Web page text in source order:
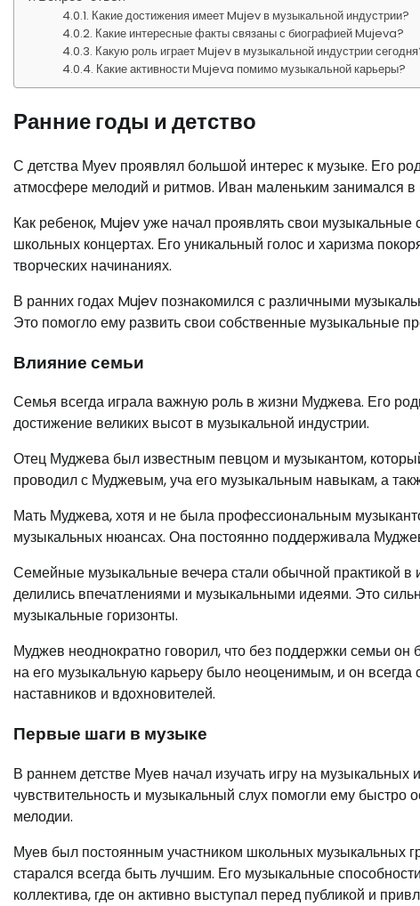
Какие достижения имеет Mujev в музыкальной индустрии?
Какие интересные факты связаны с биографией Mujeva?
Какую роль играет Mujev в музыкальной индустрии
Какие активности Mujeva помимо музыкальной карьеры?
Ранние годы и детство
С детства Муеv проявлял большой интерес к музыке. Его
атмосфере мелодий и ритмов. Иван маленьким занимался в
Как ребенок, Mujev уже начал проявлять свои
школьных концертах. Его уникальный голос и харизма
творческих начинаниях.
В ранних годах Mujev познакомился с различными
Это помогло ему развить свои собственные музыкальные
Влияние семьи
Семья всегда играла важную роль в жизни Муджева. Его
достижение великих высот в музыкальной индустрии.
Отец Муджева был известным певцом и музыкантом,
проводил с Муджевым, уча его музыкальным навыкам, а
Мать Муджева, хотя и не была профессиональным
музыкальных нюансах. Она постоянно поддерживала
Семейные музыкальные вечера стали обычной практикой
делились впечатлениями и музыкальными идеями. Это
музыкальные горизонты.
Муджев неоднократно говорил, что без поддержки семьи он
на его музыкальную карьеру было неоценимым, и он всегда
наставников и вдохновителей.
Первые шаги в музыке
В раннем детстве Муев начал изучать игру на
чувствительность и музыкальный слух помогли ему быстро
мелодии.
Муев был постоянным участником школьных музыкальных
старался всегда быть лучшим. Его музыкальные
коллектива, где он активно выступал перед публикой и